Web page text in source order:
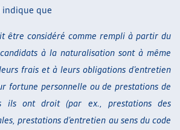
indique que
être considéré comme rempli à partir du
à la naturalisation sont à même
frais et à leurs obligations d’entretien
fortune personnelle ou de prestations de
ils ont droit (par ex., prestations des
prestations d’entretien au sens du code